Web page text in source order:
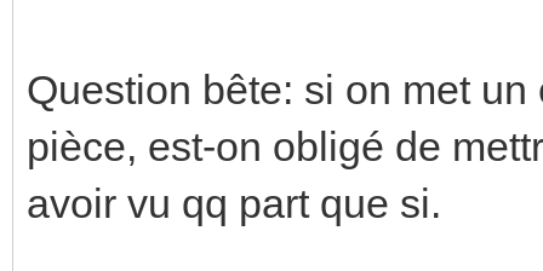
Question bête: si on met
pièce, est-on obligé de
avoir vu qq part que si.